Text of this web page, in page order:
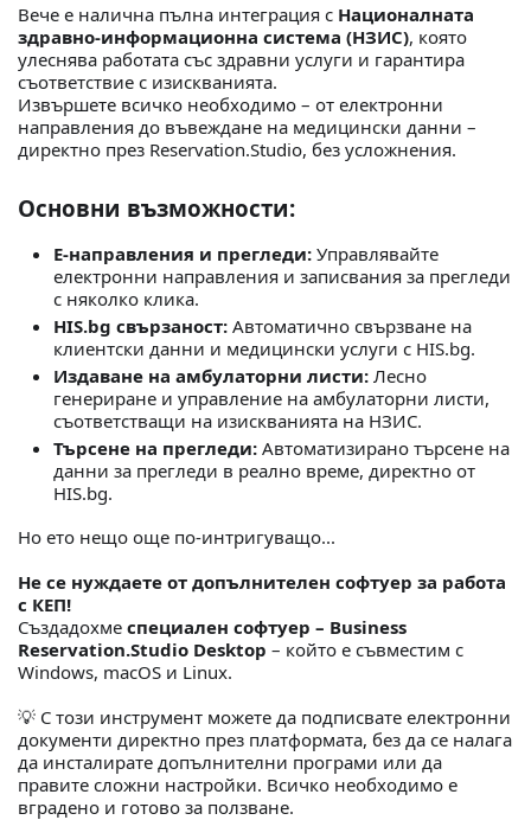
Вече е налична пълна интеграция с Националната
здравно-информационна система (НЗИС), която
улеснява работата със здравни услуги и гарантира
съответствие с изискванията.
Извършете всичко необходимо – от електронни
направления до въвеждане на медицински данни –
директно през Reservation.Studio, без усложнения.
Основни възможности:
E-направления и прегледи: Управлявайте
електронни направления и записвания за прегледи
с няколко клика.
HIS.bg свързаност: Автоматично свързване на
клиентски данни и медицински услуги с HIS.bg.
Издаване на амбулаторни листи: Лесно
генериране и управление на амбулаторни листи,
съответстващи на изискванията на НЗИС.
Търсене на прегледи: Автоматизирано търсене на
данни за прегледи в реално време, директно от
HIS.bg.
Но ето нещо още по-интригуващо...
Не се нуждаете от допълнителен софтуер за работа
с КЕП!
Създадохме специален софтуер – Business
Reservation.Studio Desktop – който е съвместим с
Windows, macOS и Linux.
💡 С този инструмент можете да подписвате електронни
документи директно през платформата, без да се налага
да инсталирате допълнителни програми или да
правите сложни настройки. Всичко необходимо е
вградено и готово за ползване.